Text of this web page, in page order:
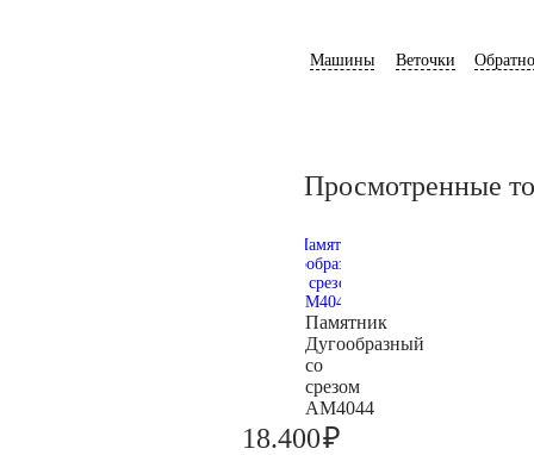
Машины Веточки
Просмотренные
Памятник
Дугообразный
со
срезом
AM4044
18.400₽